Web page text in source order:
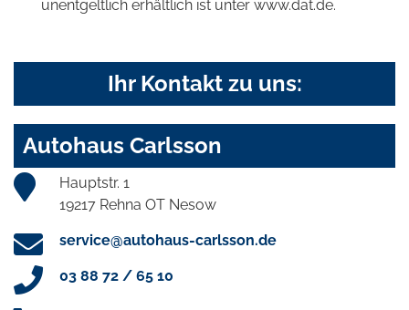
unentgeltlich erhältlich ist unter www.dat.de.
Ihr Kontakt zu uns:
Autohaus Carlsson
Hauptstr. 1
19217 Rehna OT Nesow
service@autohaus-carlsson.de
03 88 72 / 65 10